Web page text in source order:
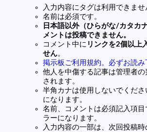
入力内容にタグは利用できませ
名前は必須です。
日本語以外（ひらがな/カタカ
メントは投稿できません。
コメント中に リンクを2個以上
せん。
掲示板ご利用規約。必ずお読み
他人を中傷する記事は管理者
されます。
半角カナは使用しないでくださ
になります。
名前、コメントは必須記入項
ラーになります。
入力内容の一部は、次回投稿